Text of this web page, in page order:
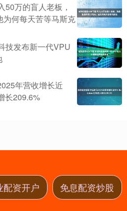
50万的盲人老板，
何每天苦等马斯克
技发布新一代VPU
年营收增长近
长209.6%
配资开户 免息配资炒股